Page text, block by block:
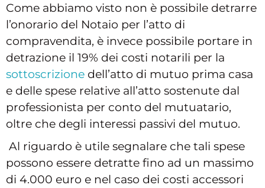
Come abbiamo visto non è possibile detrarre
l’onorario del Notaio per l’atto di
compravendita, è invece possibile portare in
detrazione il 19% dei costi notarili per la
sottoscrizione dell’atto di mutuo prima casa
e delle spese relative all’atto sostenute dal
professionista per conto del mutuatario,
oltre che degli interessi passivi del mutuo.
Al riguardo è utile segnalare che tali spese
possono essere detratte fino ad un massimo
di 4.000 euro e nel caso dei costi accessori